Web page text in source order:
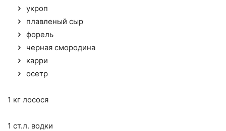
укроп
плавленый сыр
форель
черная смородина
карри
осетр
1 кг лосося
1 ст.л. водки